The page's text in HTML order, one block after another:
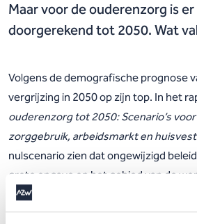
Maar voor de ouderenzorg is
doorgerekend tot 2050. Wat
Volgens de demografische prognose
vergrijzing in 2050 op zijn top. In het
ouderenzorg tot 2050: Scenario’s
zorggebruik, arbeidsmarkt en
nulscenario zien dat ongewijzigd
grote opgave op het gebied van de
arbeidsmarkt. Volgens het
verpleeghuiscliënten tussen 2020 en